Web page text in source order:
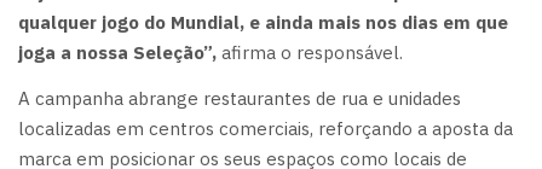
qualquer jogo do Mundial, e ainda mais nos dias em que
joga a nossa Seleção”, afirma o responsável.
A campanha abrange restaurantes de rua e unidades
localizadas em centros comerciais, reforçando a aposta da
marca em posicionar os seus espaços como locais de